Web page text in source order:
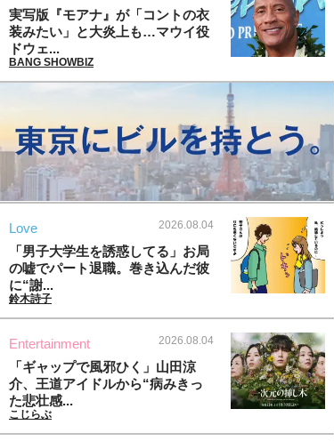
実写版『モアナ』が「コントの衣
装みたい」と大炎上も…マウイ役
ドウェ...
BANG SHOWBIZ
Love 2026.08.04
「男子大学生を誘惑してる」お局
の嘘でパート退職。巻き込んだ彼
に“謝...
鈴木詩子
Entertainment 2026.08.04
「ギャップで風邪ひく」山田涼
介、王道アイドルから“病みきっ
た悲壮感...
こじらぶ